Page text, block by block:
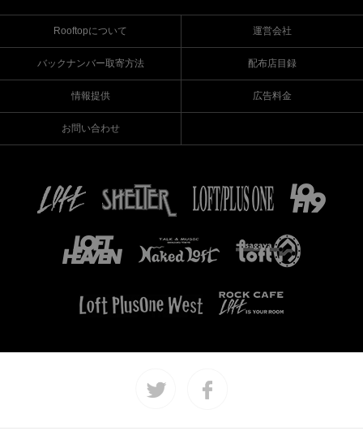
Rooftopについて 運営会社
バックナンバー取寄方法 配布店目録
情報提供 広告料金
お問い合わせ